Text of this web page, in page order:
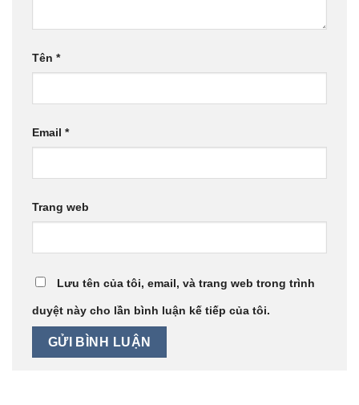
Tên *
Email *
Trang web
Lưu tên của tôi, email, và trang web trong trình
duyệt này cho lần bình luận kế tiếp của tôi.